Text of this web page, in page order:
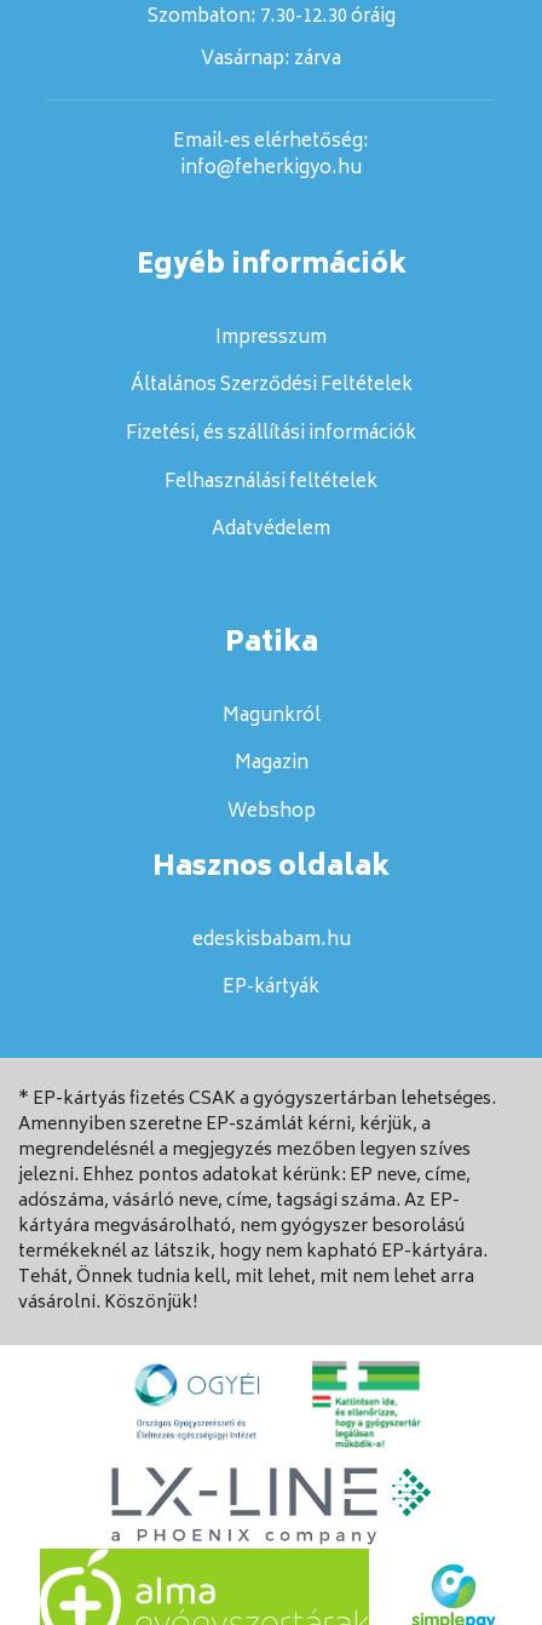
Szombaton:7.30-12.30 óráig
Vasárnap:zárva
Email-es elérhetőség:
info@feherkigyo.hu
Egyéb információk
Impresszum
Általános Szerződési Feltételek
Fizetési, és szállítási információk
Felhasználási feltételek
Adatvédelem
Patika
Magunkról
Magazin
Webshop
Hasznos oldalak
edeskisbabam.hu
EP-kártyák
* EP-kártyás fizetés CSAK a gyógyszertárban lehetséges.
Amennyiben szeretne EP-számlát kérni, kérjük, a
megrendelésnél a megjegyzés mezőben legyen szíves
jelezni. Ehhez pontos adatokat kérünk: EP neve, címe,
adószáma, vásárló neve, címe, tagsági száma. Az EP-
kártyára megvásárolható, nem gyógyszer besorolású
termékeknél az látszik, hogy nem kapható EP-kártyára.
Tehát, Önnek tudnia kell, mit lehet, mit nem lehet arra
vásárolni. Köszönjük!